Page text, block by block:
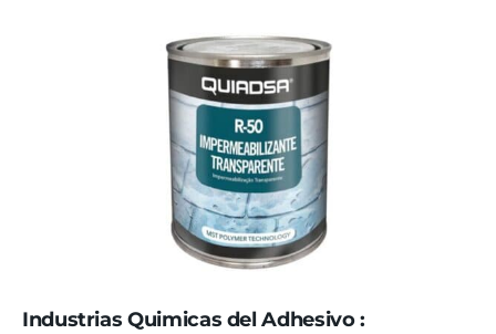
Industrias Quimicas del Adhesivo :